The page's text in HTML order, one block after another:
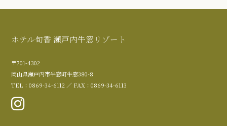
ホテル旬香 瀬戸内牛窓リゾート
〒701-4302
岡山県瀬戸内市牛窓町牛窓380-8
TEL：0869-34-6112 ／ FAX：0869-34-6113